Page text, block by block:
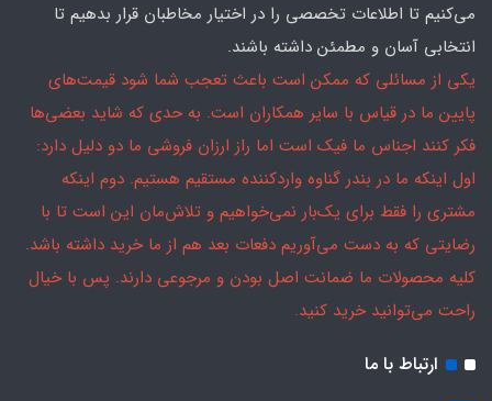
می‌کنیم تا اطلاعات تخصصی را در اختیار مخاطبان قرار بدهیم تا
انتخابی آسان و مطمئن داشته باشند.
یکی از مسائلی که ممکن است باعث تعجب شما شود قیمت‌های
پایین ما در قیاس با سایر همکاران است. به حدی که شاید بعضی‌ها
فکر کنند اجناس ما فیک است اما راز ارزان فروشی ما دو دلیل دارد:
اول اینکه ما در بندر گناوه واردکننده مستقیم هستیم. دوم اینکه
مشتری را فقط برای یک‌بار نمی‌خواهیم و تلاش‌مان این است تا با
رضایتی که به دست می‌آوریم دفعات بعد هم از ما خرید داشته باشد.
کلیه محصولات ما ضمانت اصل بودن و مرجوعی دارند. پس با خیال
راحت می‌توانید خرید کنید.
ارتباط با ما